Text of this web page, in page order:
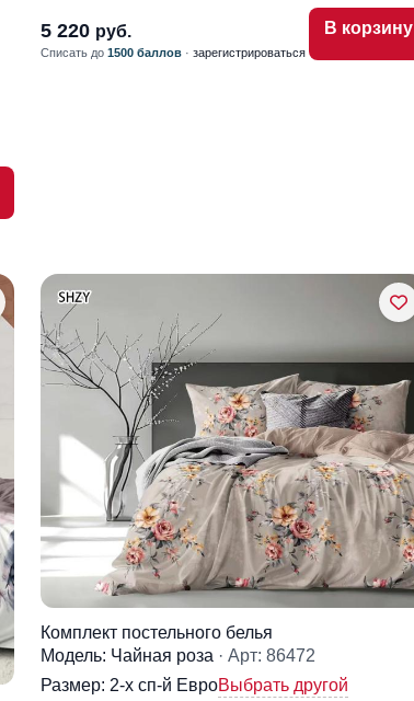
5 220 руб.
Списать до 1500 баллов· зарегистрироваться
В корзину
Комплект постельного белья
Модель: Чайная роза · Арт: 86472
Размер: 2-x сп-й ЕвроВыбрать другой